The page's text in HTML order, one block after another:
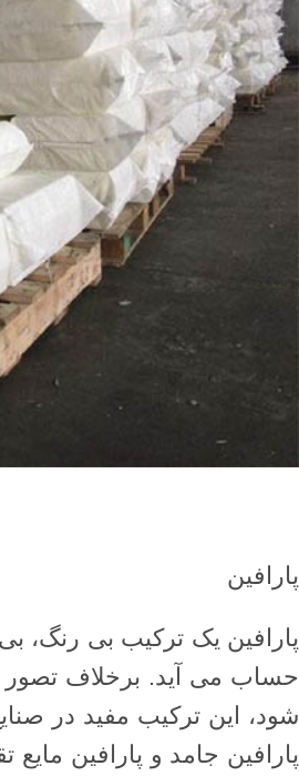
پارافین
پارافین یک ترکیب بی رنگ،
حساب می آید. برخلاف تصور
شود، این ترکیب مفید در
پارافین جامد و پارافین